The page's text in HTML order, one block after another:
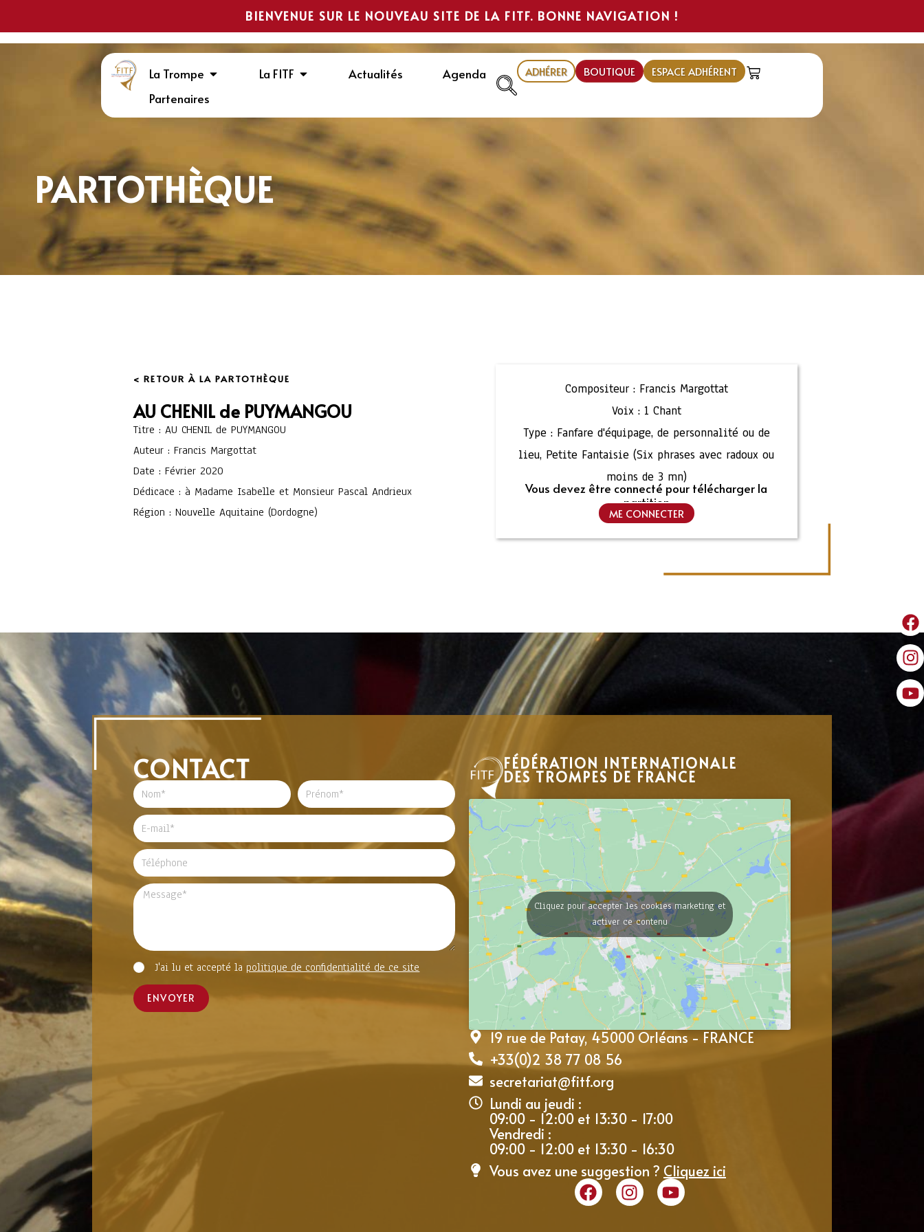
BIENVENUE SUR LE NOUVEAU SITE DE LA FITF. BONNE NAVIGATION !
La Trompe La FITF Actualités
Agenda
Partenaires
ADHÉRER BOUTIQUE ESPACE ADHÉRENT
PARTOTHÈQUE
< RETOUR À LA PARTOTHÈQUE
AU CHENIL de PUYMANGOU
Titre : AU CHENIL de PUYMANGOU
Auteur : Francis Margottat
Date : Février 2020
Dédicace : à Madame Isabelle et Monsieur Pascal Andrieux
Région : Nouvelle Aquitaine (Dordogne)
Compositeur : Francis Margottat
Voix : 1 Chant
Type : Fanfare d'équipage, de personnalité ou de
lieu, Petite Fantaisie (Six phrases avec radoux ou
moins de 3 mn)
Vous devez être connecté pour télécharger la
partition
ME CONNECTER
CONTACT
J'ai lu et accepté la politique de confidentialité de ce site
ENVOYER
FÉDÉRATION INTERNATIONALE
DES TROMPES DE FRANCE
Cliquez pour accepter les cookies marketing et
activer ce contenu
19 rue de Patay, 45000 Orléans - FRANCE
+33(0)2 38 77 08 56
secretariat@fitf.org
Lundi au jeudi :
09:00 - 12:00 et 13:30 - 17:00
Vendredi :
09:00 - 12:00 et 13:30 - 16:30
Vous avez une suggestion ? Cliquez ici